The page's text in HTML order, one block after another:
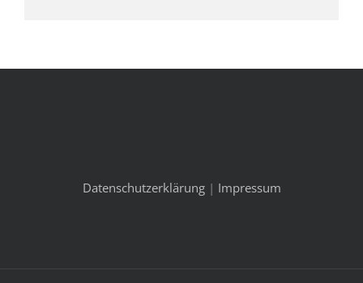
Datenschutzerklärung| Impressum